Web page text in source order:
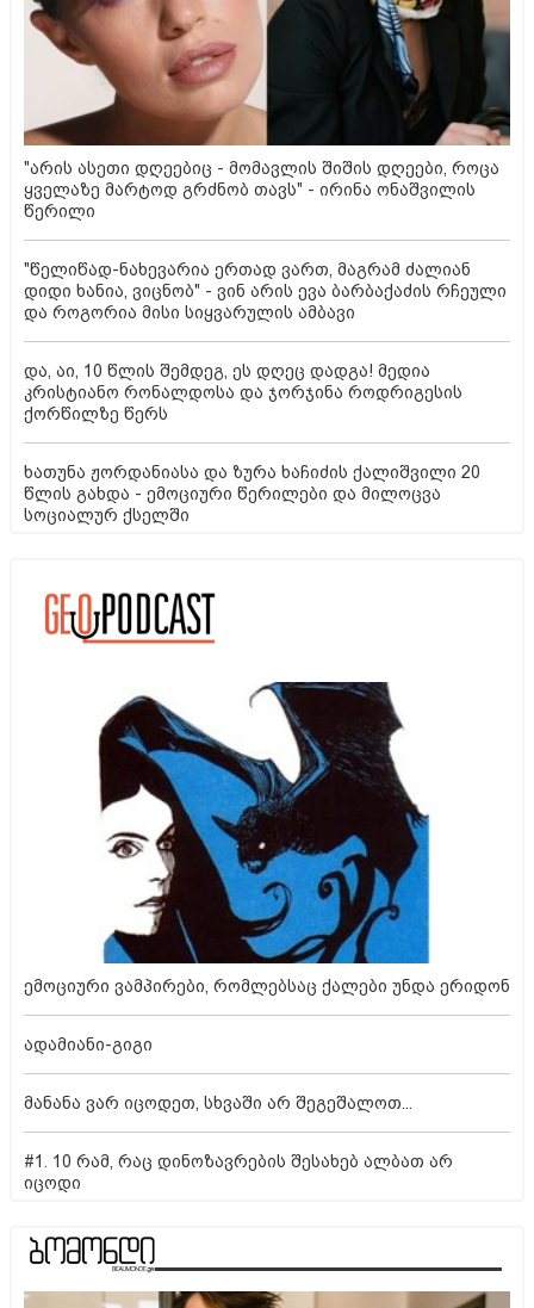
"არის ასეთი დღეებიც - მომავლის შიშის დღეები, როცა
ყველაზე მარტოდ გრძნობ თავს" - ირინა ონაშვილის
წერილი
"წელიწად-ნახევარია ერთად ვართ, მაგრამ ძალიან
დიდი ხანია, ვიცნობ" - ვინ არის ევა ბარბაქაძის რჩეული
და როგორია მისი სიყვარულის ამბავი
და, აი, 10 წლის შემდეგ, ეს დღეც დადგა! მედია
კრისტიანო რონალდოსა და ჯორჯინა როდრიგესის
ქორწილზე წერს
ხათუნა ჟორდანიასა და ზურა ხაჩიძის ქალიშვილი 20
წლის გახდა - ემოციური წერილები და მილოცვა
სოციალურ ქსელში
ემოციური ვამპირები, რომლებსაც ქალები უნდა ერიდონ
ადამიანი-გიგი
მანანა ვარ იცოდეთ, სხვაში არ შეგეშალოთ...
#1. 10 რამ, რაც დინოზავრების შესახებ ალბათ არ
იცოდი